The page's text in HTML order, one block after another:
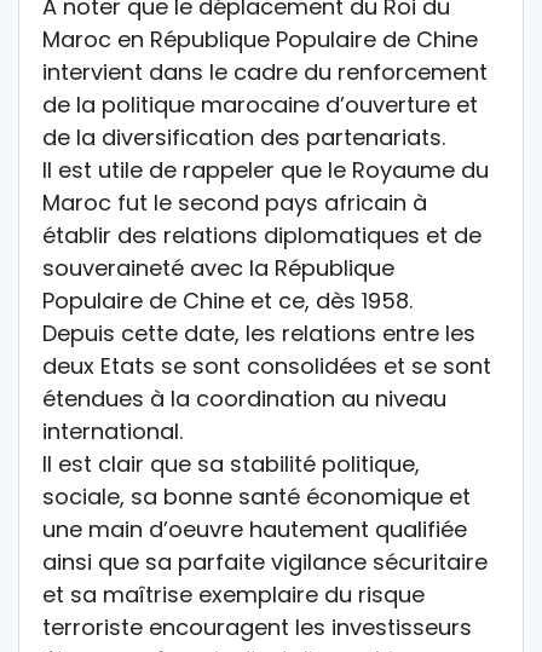
A noter que le déplacement du Roi du
Maroc en République Populaire de Chine
intervient dans le cadre du renforcement
de la politique marocaine d’ouverture et
de la diversification des partenariats.
Il est utile de rappeler que le Royaume du
Maroc fut le second pays africain à
établir des relations diplomatiques et de
souveraineté avec la République
Populaire de Chine et ce, dès 1958.
Depuis cette date, les relations entre les
deux Etats se sont consolidées et se sont
étendues à la coordination au niveau
international.
Il est clair que sa stabilité politique,
sociale, sa bonne santé économique et
une main d’oeuvre hautement qualifiée
ainsi que sa parfaite vigilance sécuritaire
et sa maîtrise exemplaire du risque
terroriste encouragent les investisseurs